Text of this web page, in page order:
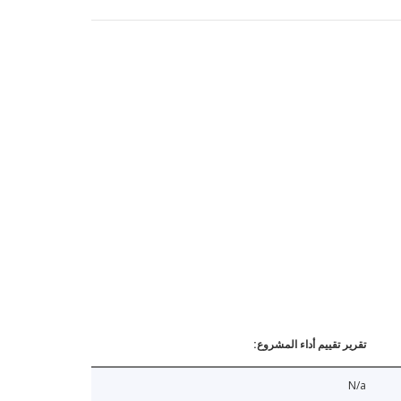
تقرير تقييم أداء المشروع:
N/a